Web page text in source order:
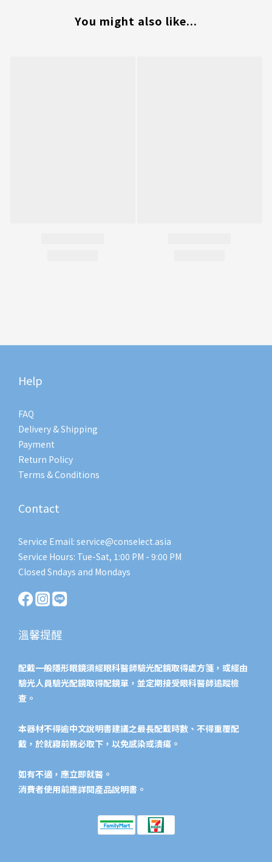
You might also like...
Help
FAQ
Delivery & Shipping
Payment
Return Policy
Terms & Conditions
Contact
Service Email: service@conselect.asia
Service Hours: Tue-Sat, 1:00 PM - 9:00 PM
Closed Sndays and Mondays
溫馨提醒
配戴一般隱形眼鏡須經眼科醫師驗光配鏡取得處方箋，或經由
驗光人員驗光配鏡取得配鏡單，並定期接受眼科醫師追蹤檢
查。
本器材不得逾中文說明書建議之最長配戴時數、不得重覆配
戴，於就寢前務必取下，以免感染或潰瘍。
如有不適，應立即就醫。
消費者使用前應詳閱產品說明書。​